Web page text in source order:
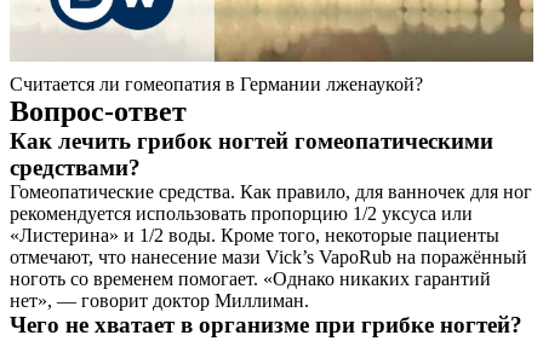
Считается ли гомеопатия в Германии лженаукой?
Вопрос-ответ
Как лечить грибок ногтей гомеопатическими
средствами?
Гомеопатические средства. Как правило, для ванночек для ног
рекомендуется использовать пропорцию 1/2 уксуса или
«Листерина» и 1/2 воды. Кроме того, некоторые пациенты
отмечают, что нанесение мази Vick’s VapoRub на поражённый
ноготь со временем помогает. «Однако никаких гарантий
нет», — говорит доктор Миллиман.
Чего не хватает в организме при грибке ногтей?